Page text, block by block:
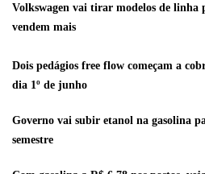
Volkswagen vai tirar modelos de linha
vendem mais
Dois pedágios free flow começam a
dia 1º de junho
Governo vai subir etanol na gasolina
semestre